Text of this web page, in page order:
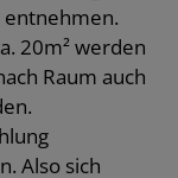
entnehmen.
20m² werden
Raum auch
Also sich